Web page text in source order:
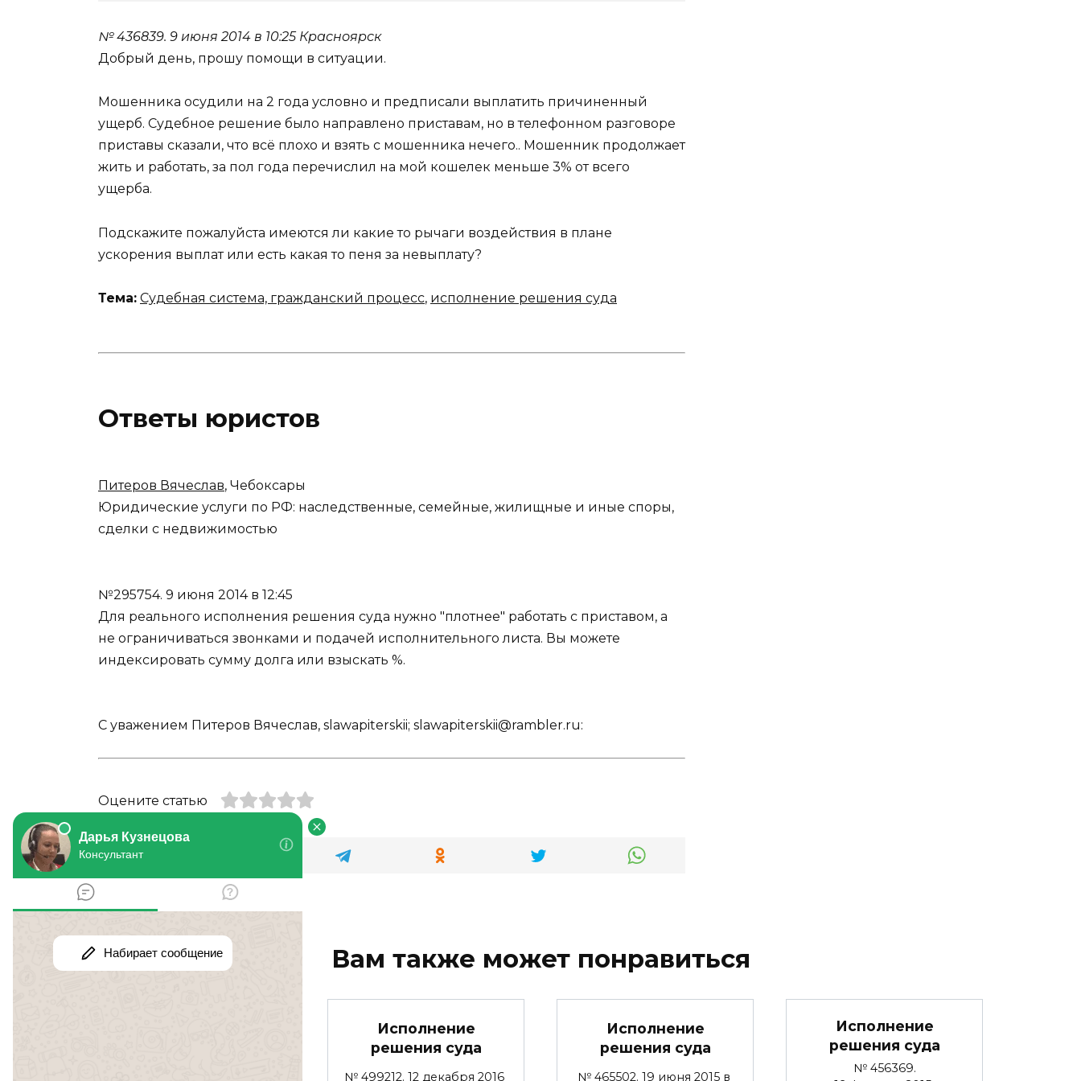
№ 436839. 9 июня 2014 в 10:25 Красноярск
Добрый день, прошу помощи в ситуации.
Мошенника осудили на 2 года условно и предписали выплатить причиненный
ущерб. Судебное решение было направлено приставам, но в телефонном разговоре
приставы сказали, что всё плохо и взять с мошенника нечего.. Мошенник продолжает
жить и работать, за пол года перечислил на мой кошелек меньше 3% от всего
ущерба.
Подскажите пожалуйста имеются ли какие то рычаги воздействия в плане
ускорения выплат или есть какая то пеня за невыплату?
Тема: Судебная система, гражданский процесс, исполнение решения суда
Ответы юристов
Питеров Вячеслав, Чебоксары
Юридические услуги по РФ: наследственные, семейные, жилищные и иные споры,
сделки с недвижимостью
№295754. 9 июня 2014 в 12:45
Для реального исполнения решения суда нужно "плотнее" работать с приставом, а
не ограничиваться звонками и подачей исполнительного листа. Вы можете
индексировать сумму долга или взыскать %.
С уважением Питеров Вячеслав, slawapiterskii; slawapiterskii@rambler.ru:
Оцените статью
Вам также может понравиться
Исполнение
решения суда
№ 499212. 12 декабря 2016
Исполнение
решения суда
№ 465502. 19 июня 2015 в
Исполнение
решения суда
№ 456369.